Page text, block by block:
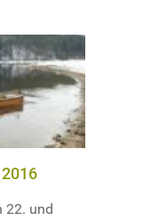
22. und